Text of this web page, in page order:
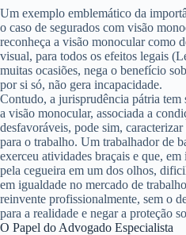
Um exemplo emblemático da
o caso de segurados com visão
reconheça a visão monocular como
visual, para todos os efeitos legais
muitas ocasiões, nega o benefício
por si só, não gera incapacidade.
Contudo, a jurisprudência pátria tem
a visão monocular, associada a
desfavoráveis, pode sim,
para o trabalho. Um trabalhador de
exerceu atividades braçais e que,
pela cegueira em um dos olhos,
em igualdade no mercado de
reinvente profissionalmente, sem o
para a realidade e negar a proteção
O Papel do Advogado Especialista